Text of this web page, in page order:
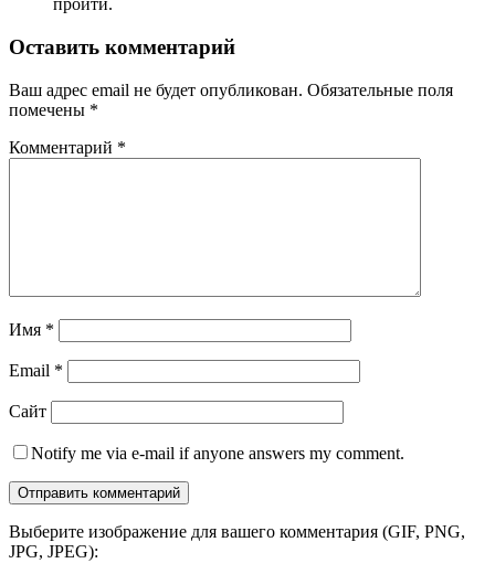
пройти.
Оставить комментарий
Ваш адрес email не будет опубликован. Обязательные поля
помечены *
Комментарий *
Имя *
Email *
Сайт
Notify me via e-mail if anyone answers my comment.
Выберите изображение для вашего комментария (GIF, PNG,
JPG, JPEG):